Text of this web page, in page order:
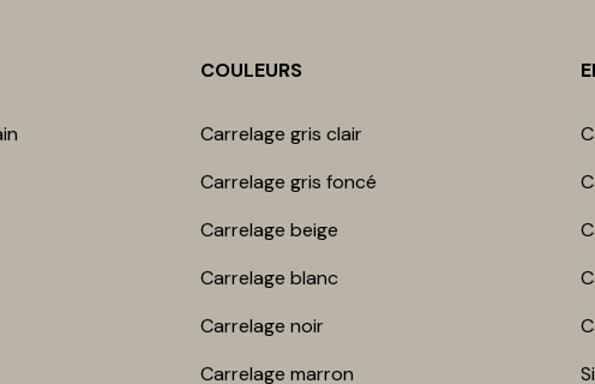
COULEURS
Carrelage gris clair
Carrelage gris foncé
Carrelage beige
Carrelage blanc
Carrelage noir
Carrelage marron